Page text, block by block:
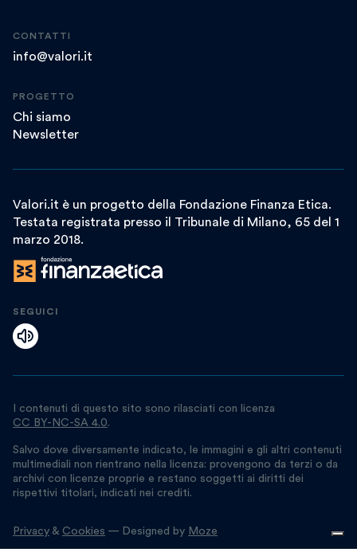
CONTATTI
info@valori.it
PROGETTO
Chi siamo
Newsletter
Valori.it è un progetto della Fondazione Finanza Etica.
Testata registrata presso il Tribunale di Milano, 65 del 1
marzo 2018.
SEGUICI
I contenuti di questo sito sono rilasciati con licenza
CC BY-NC-SA 4.0.
Salvo dove diversamente indicato, le immagini e gli altri contenuti
multimediali non rientrano nella licenza: provengono da terzi o da
archivi con licenze proprie e restano soggetti ai diritti dei
rispettivi titolari, indicati nei crediti.
Privacy & Cookies — Designed by Moze